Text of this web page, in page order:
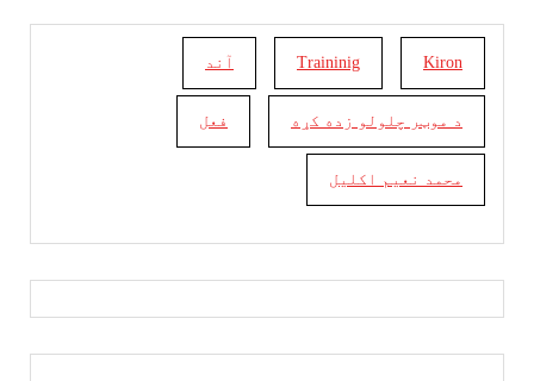
Kiron
Traininig آند
د موټر چلولو زده کړه فعل
محمد نعیم اکلیل